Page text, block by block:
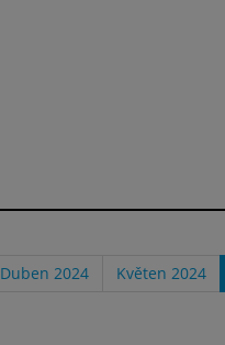
Duben 2024 Květen 2024